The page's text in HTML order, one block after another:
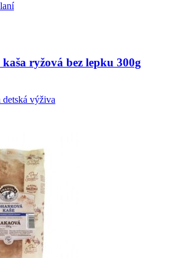
ryžová bez lepku 300g
výživa